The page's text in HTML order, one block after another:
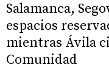
Salamanca,
espacios
mientras Ávila
Comunidad